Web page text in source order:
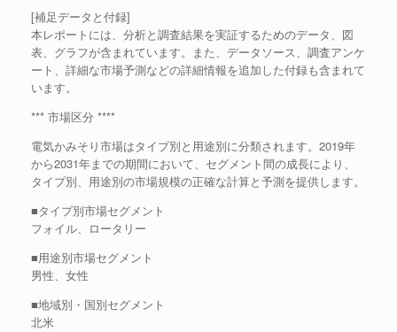
[補足データと付録]
本レポートには、分析と調査結果を実証するためのデータ、図
表、グラフが含まれています。また、データソース、調査アンケ
ート、詳細な市場予測などの詳細情報を追加した付録も含まれて
います。
*** 市場区分 ****
電気かみそり市場はタイプ別と用途別に分類されます。2019年
から2031年までの期間において、セグメント間の成長により、
タイプ別、用途別の市場規模の正確な計算と予測を提供します。
■タイプ別市場セグメント
フォイル、ロータリー
■用途別市場セグメント
男性、女性
■地域別・国別セグメント
北米